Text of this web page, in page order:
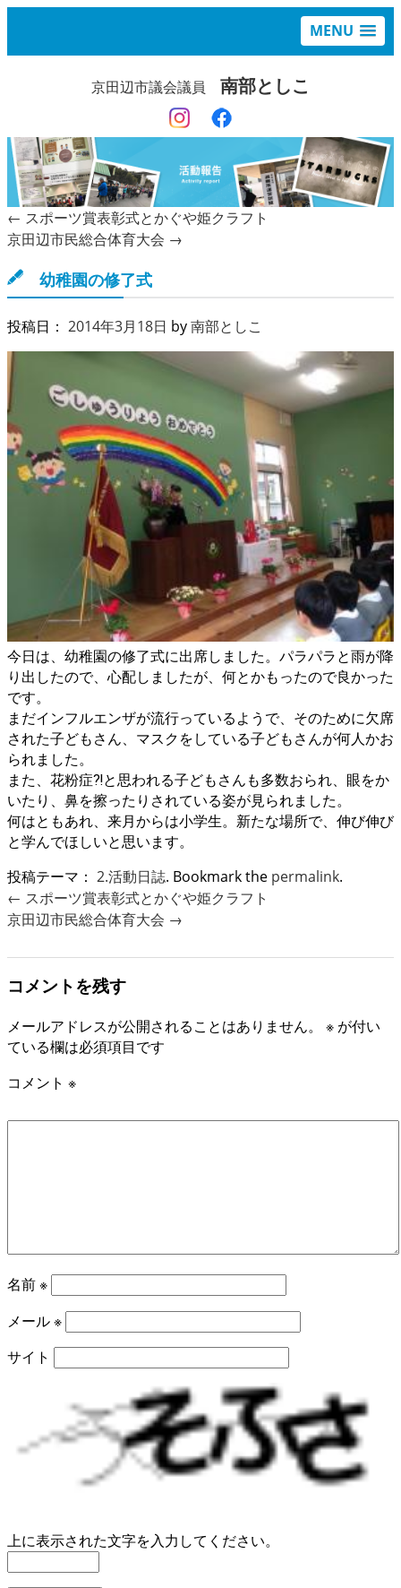
MENU
京田辺市議会議員 南部としこ
← スポーツ賞表彰式とかぐや姫クラフト
京田辺市民総合体育大会 →
幼稚園の修了式
投稿日： 2014年3月18日 by南部としこ
今日は、幼稚園の修了式に出席しました。パラパラと雨が降
り出したので、心配しましたが、何とかもったので良かった
です。
まだインフルエンザが流行っているようで、そのために欠席
された子どもさん、マスクをしている子どもさんが何人かお
られました。
また、花粉症⁈と思われる子どもさんも多数おられ、眼をか
いたり、鼻を擦ったりされている姿が見られました。
何はともあれ、来月からは小学生。新たな場所で、伸び伸び
と学んでほしいと思います。
投稿テーマ： 2.活動日誌. Bookmark the permalink.
← スポーツ賞表彰式とかぐや姫クラフト
京田辺市民総合体育大会 →
コメントを残す
メールアドレスが公開されることはありません。 ※ が付い
ている欄は必須項目です
コメント ※
名前※
メール※
サイト
上に表示された文字を入力してください。